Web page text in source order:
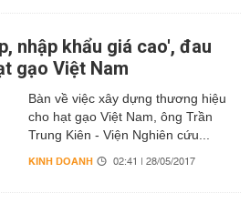
nhập khẩu giá cao', đau
gạo Việt Nam
Bàn về việc xây dựng thương hiệu
cho hạt gạo Việt Nam, ông Trần
Trung Kiên - Viện Nghiên cứu...
KINH DOANH 02:41 | 28/05/2017